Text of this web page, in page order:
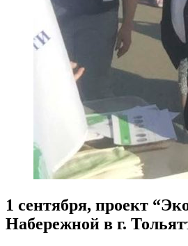
1 cентября, проект
Набережной в г.